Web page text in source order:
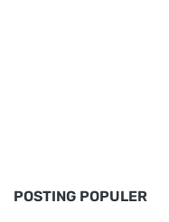
POSTING POPULER